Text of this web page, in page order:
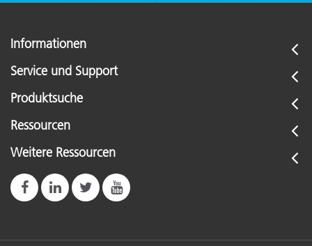
Informationen
Service und Support
Produktsuche
Ressourcen
Weitere Ressourcen